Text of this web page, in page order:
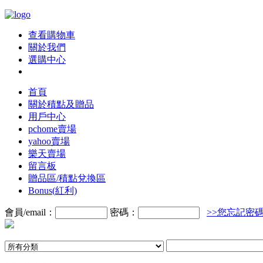
查看購物車
關於我們
選購中心
首頁
關於積點及贈品
用戶中心
pchome賣場
yahoo賣場
樂天賣場
留言板
贈品區/積點兌換區
Bonus(紅利)
會員/email： 密碼： >>您忘記密